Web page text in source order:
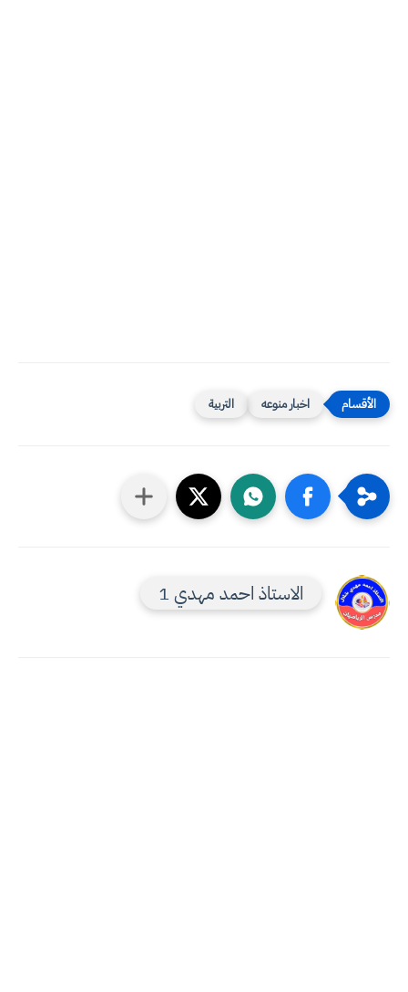
اخبار منوعه التربية
الاستاذ احمد مهدي 1